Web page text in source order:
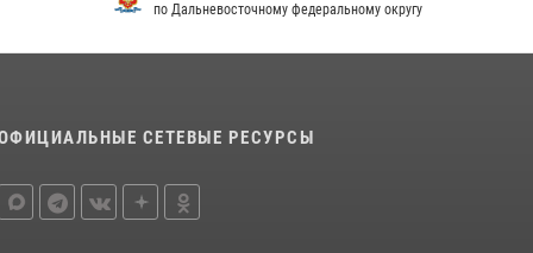
по Дальневосточному федеральному округу
СЕТЕВЫЕ РЕСУРСЫ